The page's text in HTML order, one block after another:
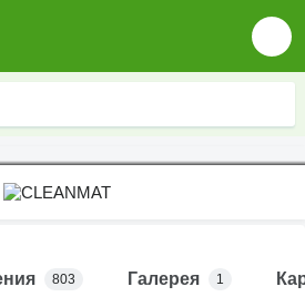
803 Галерея 1